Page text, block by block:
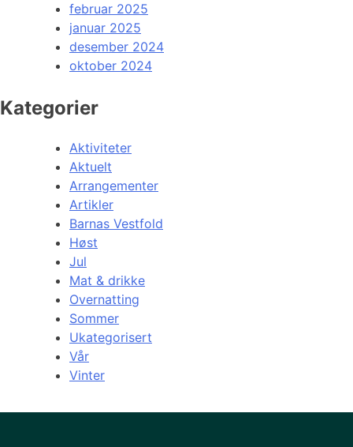
februar 2025
januar 2025
desember 2024
oktober 2024
Kategorier
Aktiviteter
Aktuelt
Arrangementer
Artikler
Barnas Vestfold
Høst
Jul
Mat & drikke
Overnatting
Sommer
Ukategorisert
Vår
Vinter